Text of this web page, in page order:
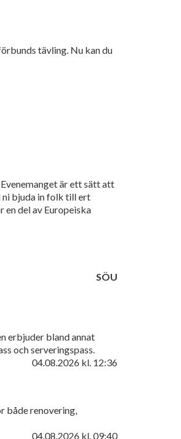
tävling. Nu kan du
är ett sätt att
ni bjuda in folk till ert
en del av Europeiska
SÖU
erbjuder bland annat
och serveringspass.
04.08.2026 kl. 12:36
både renovering,
04.08.2026 kl. 09:40